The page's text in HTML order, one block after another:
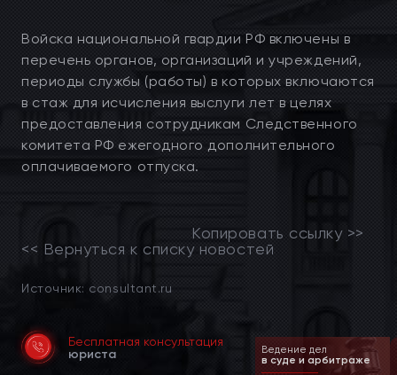
Войска национальной гвардии РФ включены в
перечень органов, организаций и учреждений,
периоды службы (работы) в которых включаются
в стаж для исчисления выслуги лет в целях
предоставления сотрудникам Следственного
комитета РФ ежегодного дополнительного
оплачиваемого отпуска.
Копировать ссылку >>
<< Вернуться к списку новостей
Источник: consultant.ru
Бесплатная консультация
юриста Ведение дел
в суде и арбитраже